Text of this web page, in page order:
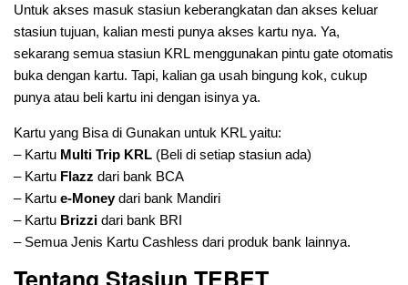
Untuk akses masuk stasiun keberangkatan dan akses keluar
stasiun tujuan, kalian mesti punya akses kartu nya. Ya,
sekarang semua stasiun KRL menggunakan pintu gate otomatis
buka dengan kartu. Tapi, kalian ga usah bingung kok, cukup
punya atau beli kartu ini dengan isinya ya.
Kartu yang Bisa di Gunakan untuk KRL yaitu:
– Kartu Multi Trip KRL (Beli di setiap stasiun ada)
– Kartu Flazz dari bank BCA
– Kartu e-Moneydari bank Mandiri
– Kartu Brizzi dari bank BRI
– Semua Jenis Kartu Cashless dari produk bank lainnya.
Tentang Stasiun TEBET